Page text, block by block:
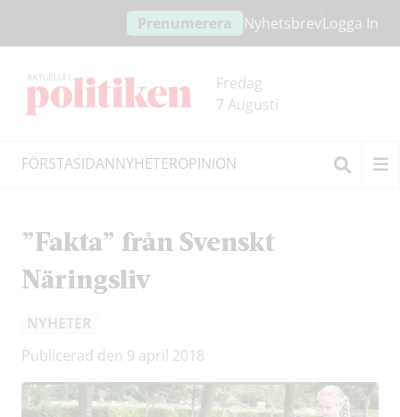
innehållet
headern
Prenumerera NyhetsbrevLogga In
Fredag
7 Augusti
FÖRSTASIDANNYHETEROPINION
”Fakta” från Svenskt
Näringsliv
NYHETER
Publicerad den 9 april 2018